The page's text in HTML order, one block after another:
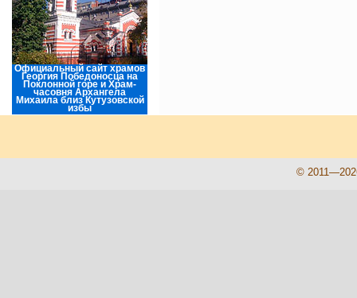
Официальный сайт храмов
Георгия Победоносца на
Поклонной горе и Храм-
часовня Архангела
Михаила близ Кутузовской
избы
©